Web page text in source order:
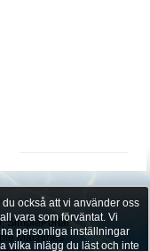
SimplePortal
Machines
också att vi använder oss
vara som förväntat. Vi
personliga inställningar
vilka inlägg du läst och inte